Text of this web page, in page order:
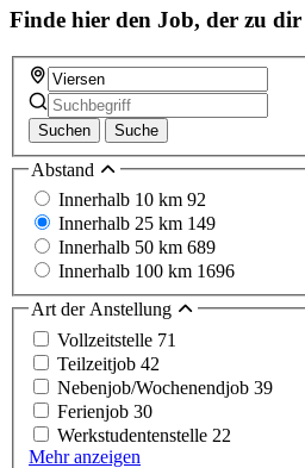
Finde hier den Job, der zu dir
Suchen Suche
Abstand
Innerhalb 10 km 92
Innerhalb 25 km 149
Innerhalb 50 km 689
Innerhalb 100 km 1696
Art der Anstellung
Vollzeitstelle 71
Teilzeitjob 42
Nebenjob/Wochenendjob 39
Ferienjob 30
Werkstudentenstelle 22
Mehr anzeigen